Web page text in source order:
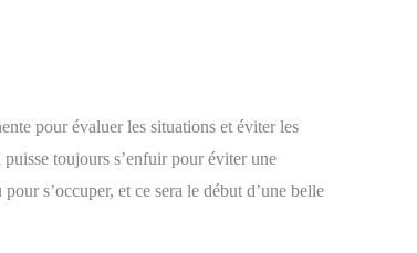
pour évaluer les situations et éviter les
toujours s’enfuir pour éviter une
s’occuper, et ce sera le début d’une belle